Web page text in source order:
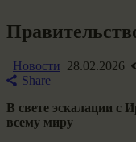
Новости 28.02.2026
Share
В свете эскалации с
всему миру